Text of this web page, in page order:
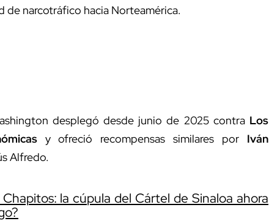
de narcotráfico hacia Norteamérica.
desplegó desde junio de 2025 contra Los
y ofreció recompensas similares por Iván
Alfredo.
la cúpula del Cártel de Sinaloa ahora